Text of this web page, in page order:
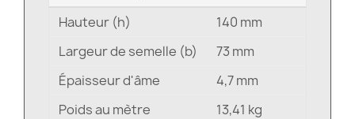
Hauteur (h)
140 mm
Largeur de semelle (b)
73 mm
Épaisseur d'âme
4,7 mm
Poids au mètre
13,41 kg